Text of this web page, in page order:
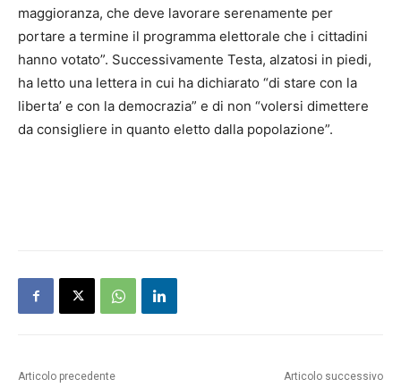
maggioranza, che deve lavorare serenamente per
portare a termine il programma elettorale che i cittadini
hanno votato”. Successivamente Testa, alzatosi in piedi,
ha letto una lettera in cui ha dichiarato “di stare con la
liberta’ e con la democrazia” e di non “volersi dimettere
da consigliere in quanto eletto dalla popolazione”.
Articolo precedente Articolo successivo